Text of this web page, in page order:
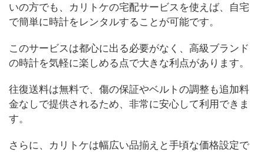
いの方でも、カリトケの宅配サービスを使えば、自宅
で簡単に時計をレンタルすることが可能です。
このサービスは都心に出る必要がなく、高級ブランド
の時計を気軽に楽しめる点で大きな利点があります。
往復送料は無料で、傷の保証やベルトの調整も追加料
金なしで提供されるため、非常に安心して利用できま
す。
さらに、カリトケは幅広い品揃えと手頃な価格設定で